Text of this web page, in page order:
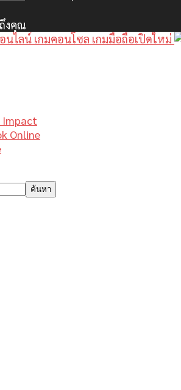
งคุณ
Impact
Online